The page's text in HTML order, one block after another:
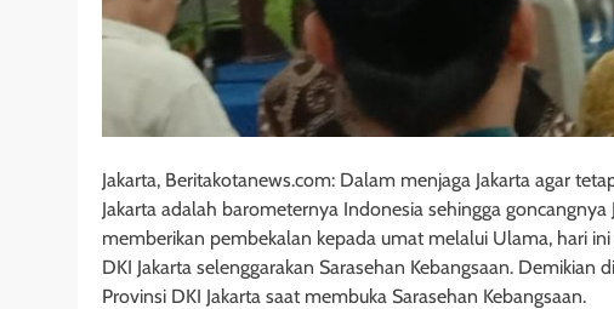
Jakarta, Beritakotanews.com: Dalam menjaga Jakarta agar
Jakarta adalah barometernya Indonesia sehingga
memberikan pembekalan kepada umat melalui Ulama, hari
DKI Jakarta selenggarakan Sarasehan Kebangsaan.
Provinsi DKI Jakarta saat membuka Sarasehan Kebangsaan.